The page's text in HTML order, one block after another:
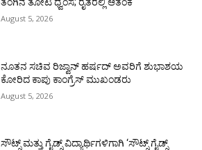
August 5, 2026
ನೂತನ ಸಚಿವ ರಿಜ್ವಾನ್ ಹರ್ಷದ್ ಅವರಿಗೆ ಶುಭಾಶಯ
ಕೋರಿದ ಕಾಪು ಕಾಂಗ್ರೆಸ್ ಮುಖಂಡರು
August 5, 2026
ಸೌಟ್ಸ್ ಮತ್ತು ಗೈಡ್ಸ್ ವಿದ್ಯಾರ್ಥಿಗಳಿಗಾಗಿ ‘ಸೌಟ್ಸ್ ಗೈಡ್ಸ್